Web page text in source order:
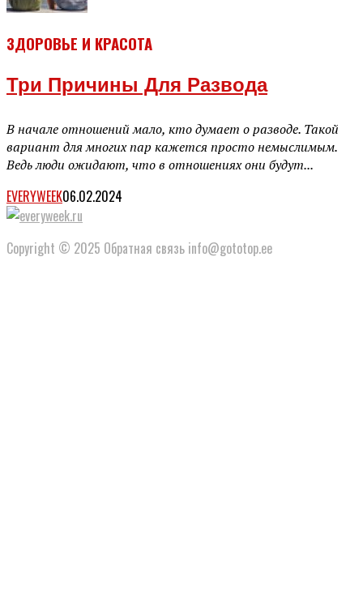
ЗДОРОВЬЕ И КРАСОТА
Три Причины Для Развода
В начале отношений мало, кто думает о разводе. Такой
вариант для многих пар кажется просто немыслимым.
Ведь люди ожидают, что в отношениях они будут...
EVERYWEEK06.02.2024
Copyright © 2025 Обратная связь info@gototop.ee